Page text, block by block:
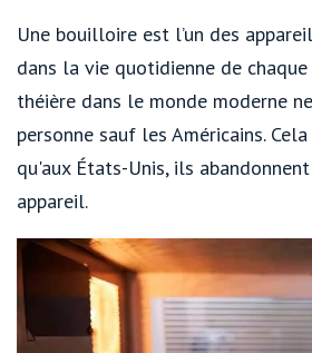
Une bouilloire est l’un des
dans la vie quotidienne de chaque
théière dans le monde moderne
personne sauf les Américains.
qu'aux États-Unis, ils
appareil.